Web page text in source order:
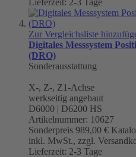
Zur Vergleichsliste
Digitales Messsystem
(DRO)
Sonderausstattung
X-, Z-, Z1-Achse
werkseitig angebaut
D6000 | D6200 HS
Artikelnummer: 10627
Sonderpreis 989,00 €
inkl. MwSt., zzgl.
Lieferzeit: 2-3 Tage